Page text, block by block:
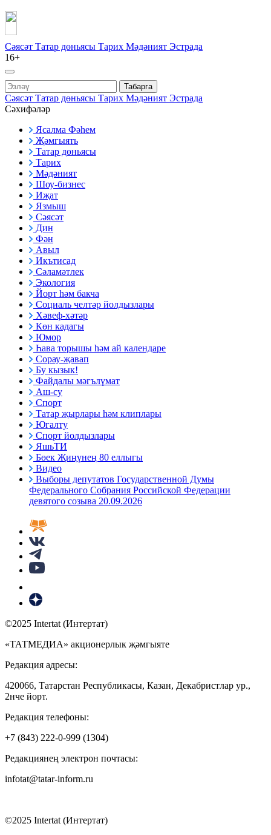
Сәясәт Татар дөньясы Тарих Мәдәният Эстрада
16+
Табарга
Сәясәт Татар дөньясы Тарих Мәдәният Эстрада
Сәхифәләр
Ясалма Фәһем
Җәмгыять
Татар дөньясы
Тарих
Мәдәният
Шоу-бизнес
Иҗат
Язмыш
Сәясәт
Дин
Фән
Авыл
Икътисад
Сәламәтлек
Экология
Йорт һәм бакча
Социаль челтәр йолдызлары
Хәвеф-хәтәр
Көн кадагы
Юмор
Һава торышы һәм ай календаре
Сорау-җавап
Бу кызык!
Файдалы мәгълүмат
Аш-су
Спорт
Татар җырлары һәм клиплары
Югалту
Спорт йолдызлары
ЯшьТИ
Бөек Җиңүнең 80 еллыгы
Видео
Выборы депутатов Государственной Думы
Федерального Собрания Российской Федерации
девятого созыва 20.09.2026
©2025 Intertat (Интертат)
«ТАТМЕДИА» акционерлык җәмгыяте
Редакция адресы:
420066, Татарстан Республикасы, Казан, Декабристлар ур.,
2нче йорт.
Редакция телефоны:
+7 (843) 222-0-999 (1304)
Редакциянең электрон почтасы:
infotat@tatar-inform.ru
©2025 Intertat (Интертат)